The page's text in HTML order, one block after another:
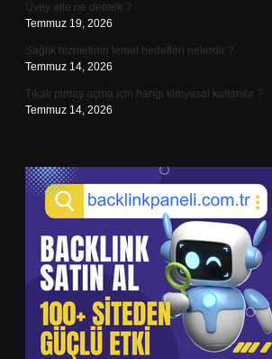
Üvey aile ne demek ?
Temmuz 19, 2026
Sağlık hizmetinin temel hedefleri nelerdir ?
Temmuz 14, 2026
Tıkalı pimaş açma için hangi kimyasal kullanılır ?
Temmuz 14, 2026